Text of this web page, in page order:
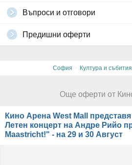
Въпроси и отговори
Предишни оферти
София · Култура и събития
Още оферти от
Кино Арена West Mall
Летен концерт на Андре Рийо
Maastricht!" - на 29 и 30 Август